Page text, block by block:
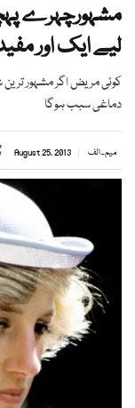
مشہورچہرے
لیے ایک اور
کوئی مریض اگر مشہور
دماغی سبب ہوگا
میم ۔ الف August 25, 2013